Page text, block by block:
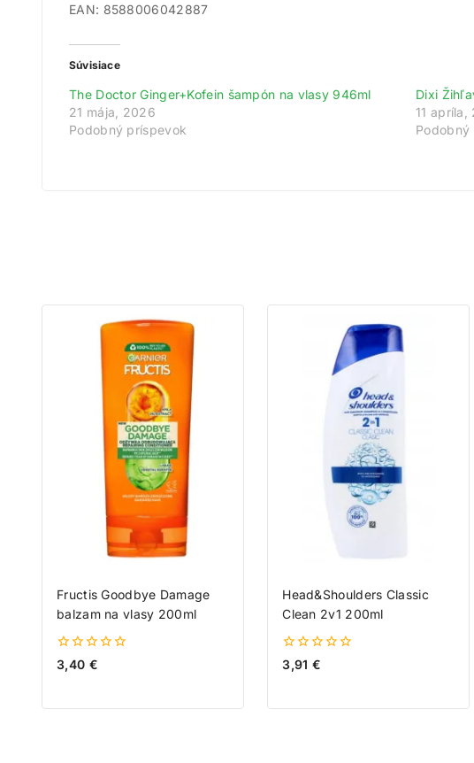
EAN: 8588006042887
Súvisiace
The Doctor Ginger+Kofein šampón na vlasy 946ml
21 mája, 2026
Podobný príspevok
Dixi
11 apríla,
Podobný
Fructis Goodbye Damage
balzam na vlasy 200ml
0
z
3,40 €
Head&Shoulders Classic
Clean 2v1 200ml
0
z
3,91 €